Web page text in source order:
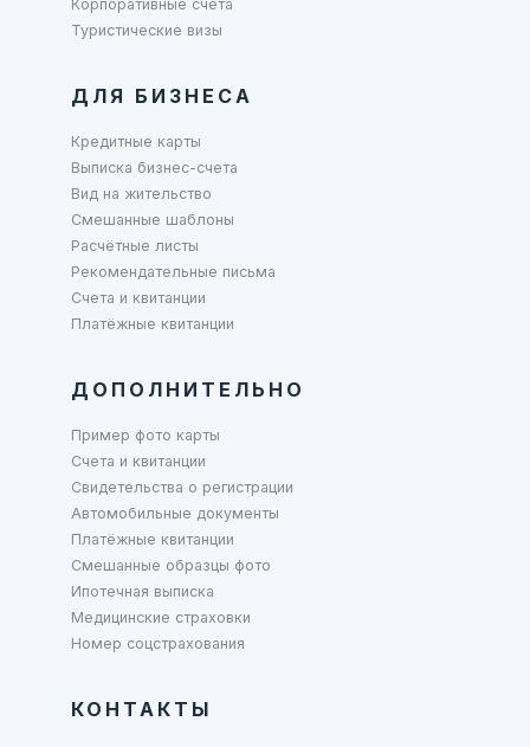
Корпоративные счета
Туристические визы
ДЛЯ БИЗНЕСА
Кредитные карты
Выписка бизнес-счета
Вид на жительство
Смешанные шаблоны
Расчётные листы
Рекомендательные письма
Счета и квитанции
Платёжные квитанции
ДОПОЛНИТЕЛЬНО
Пример фото карты
Счета и квитанции
Свидетельства о регистрации
Автомобильные документы
Платёжные квитанции
Смешанные образцы фото
Ипотечная выписка
Медицинские страховки
Номер соцстрахования
КОНТАКТЫ